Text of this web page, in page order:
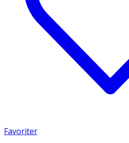
Favoriter